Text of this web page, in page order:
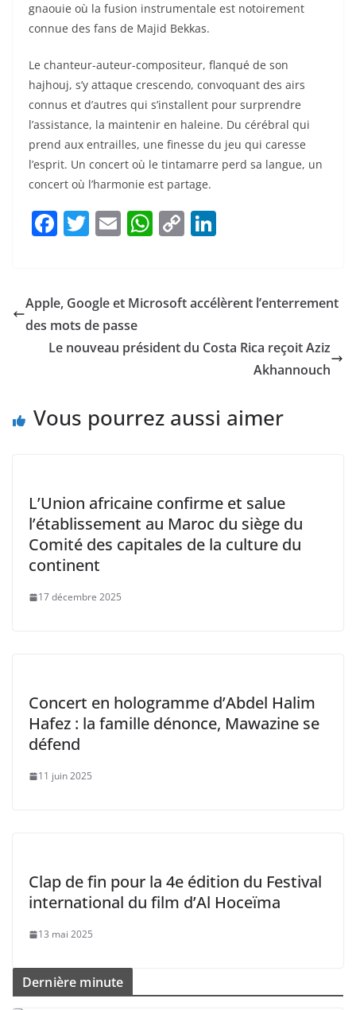
gnaouie où la fusion instrumentale est notoirement
connue des fans de Majid Bekkas.
Le chanteur-auteur-compositeur, flanqué de son
hajhouj, s’y attaque crescendo, convoquant des airs
connus et d’autres qui s’installent pour surprendre
l’assistance, la maintenir en haleine. Du cérébral qui
prend aux entrailles, une finesse du jeu qui caresse
l’esprit. Un concert où le tintamarre perd sa langue, un
concert où l’harmonie est partage.
F
e
b
o
T
er
E
l
W
s
p
C
y
n
e
n
Apple, Google et Microsoft accélèrent l’enterrement
des mots de passe
Le nouveau président du Costa Rica reçoit Aziz
Akhannouch
Vous pourrez aussi aimer
L’Union africaine confirme et salue
l’établissement au Maroc du siège du
Comité des capitales de la culture du
continent
17 décembre 2025
Concert en hologramme d’Abdel Halim
Hafez : la famille dénonce, Mawazine se
défend
11 juin 2025
Clap de fin pour la 4e édition du Festival
international du film d’Al Hoceïma
13 mai 2025
Dernière minute